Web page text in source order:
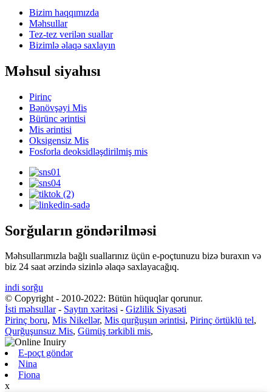
Bizim haqqımızda
Məhsullar
Tez-tez verilən suallar
Bizimlə əlaqə saxlayın
Məhsul siyahısı
Pirinç
Bənövşəyi Mis
Bürünc ərintisi
Mis ərintisi
Oksigensiz Mis
Fosforla deoksidləşdirilmiş mis
Sorğuların göndərilməsi
Məhsullarımızla bağlı suallarınız üçün e-poçtunuzu bizə buraxın və
biz 24 saat ərzində sizinlə əlaqə saxlayacağıq.
indi sorğu
© Copyright - 2010-2022: Bütün hüquqlar qorunur.
İsti məhsullar- Saytın xəritəsi - Gizlilik Siyasəti
Pirinç boru, Mis Nikellər, Mis qurğuşun ərintisi, Pirinç örtüklü tel,
Qurğuşunsuz Mis, Gümüş tərkibli mis,
E-poçt göndər
Nina
Fiona
x